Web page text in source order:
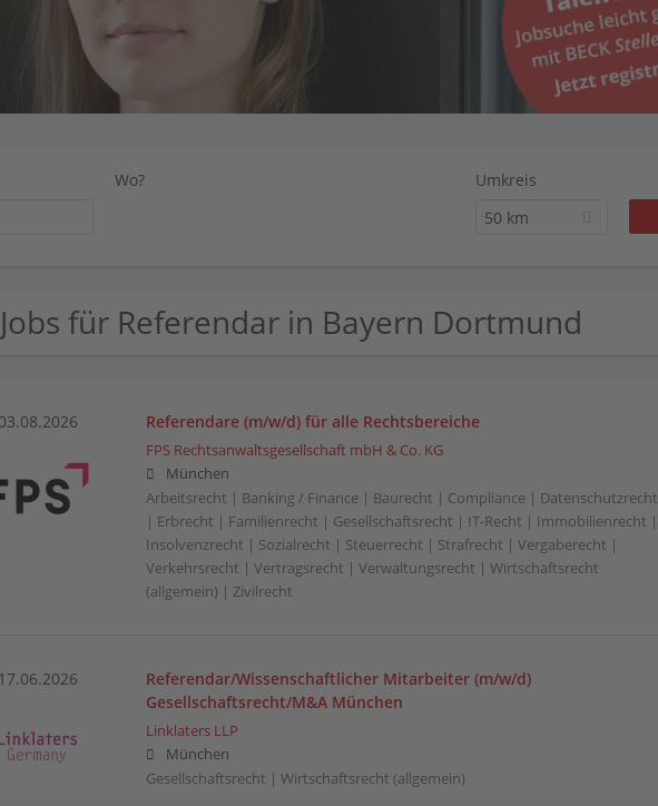
Wo?
Umkreis
50 km
für Referendar in Bayern Dortmund
03.08.2026 Referendare (m/w/d) für alle Rechtsbereiche
FPS Rechtsanwaltsgesellschaft mbH & Co. KG
München
Arbeitsrecht | Banking / Finance | Baurecht | Compliance | Datenschutzrecht
| Erbrecht | Familienrecht | Gesellschaftsrecht | IT-Recht | Immobilienrecht |
Insolvenzrecht | Sozialrecht | Steuerrecht | Strafrecht | Vergaberecht |
Verkehrsrecht | Vertragsrecht | Verwaltungsrecht | Wirtschaftsrecht
(allgemein) | Zivilrecht
17.06.2026
Referendar/Wissenschaftlicher Mitarbeiter (m/w/d)
Gesellschaftsrecht/M&A München
Linklaters LLP
München
Gesellschaftsrecht | Wirtschaftsrecht (allgemein)